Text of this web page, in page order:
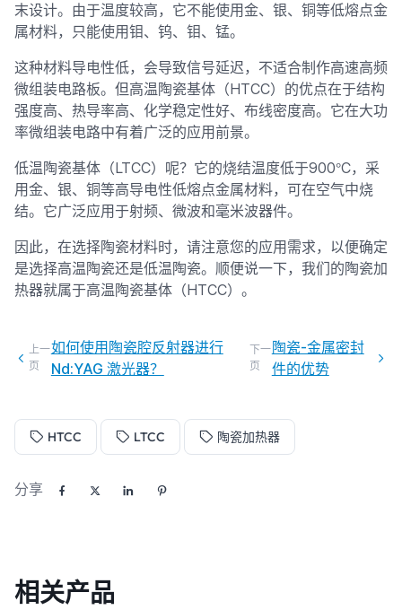
末设计。由于温度较高，它不能使用金、银、铜等低熔点金
属材料，只能使用钼、钨、钼、锰。
这种材料导电性低，会导致信号延迟，不适合制作高速高频
微组装电路板。但高温陶瓷基体（HTCC）的优点在于结构
强度高、热导率高、化学稳定性好、布线密度高。它在大功
率微组装电路中有着广泛的应用前景。
低温陶瓷基体（LTCC）呢？它的烧结温度低于900°C，采
用金、银、铜等高导电性低熔点金属材料，可在空气中烧
结。它广泛应用于射频、微波和毫米波器件。
因此，在选择陶瓷材料时，请注意您的应用需求，以便确定
是选择高温陶瓷还是低温陶瓷。顺便说一下，我们的陶瓷加
热器就属于高温陶瓷基体（HTCC）。
上一
页
如何使用陶瓷腔反射器进行
Nd:YAG 激光器？
下一
页
陶瓷-金属密封
件的优势
HTCC LTCC 陶瓷加热器
分享
相关产品